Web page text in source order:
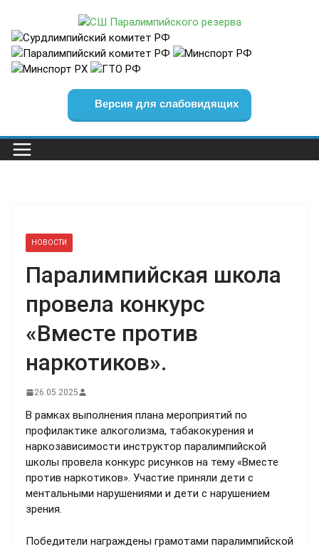
содержимому
Версия для слабовидящих
НОВОСТИ
Паралимпийская школа
провела конкурс
«Вместе против
наркотиков».
26.05.2025
В рамках выполнения плана мероприятий по
профилактике алкоголизма, табакокурения и
наркозависимости инструктор паралимпийской
школы провела конкурс рисунков на тему «Вместе
против наркотиков». Участие приняли дети с
ментальными нарушениями и дети с нарушением
зрения.
Победители награждены грамотами паралимпийской